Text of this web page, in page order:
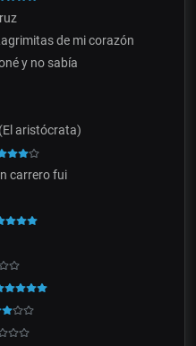
de mi corazón
y no sabía
aristócrata)
carrero fui